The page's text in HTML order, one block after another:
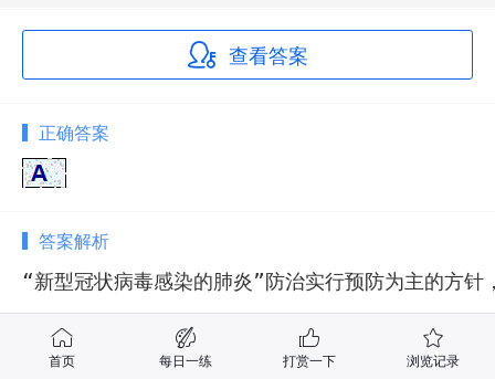
查看答案
正确答案
答案解析
“新型冠状病毒感染的肺炎”防治实行预防为主的方
首页 每日一练 打赏一下 浏览记录